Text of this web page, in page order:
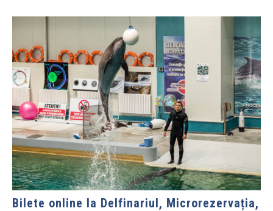
Bilete online la Delfinariul, Microrezervația,